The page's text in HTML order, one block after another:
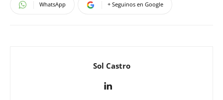
WhatsApp + Seguinos en Google
Sol Castro